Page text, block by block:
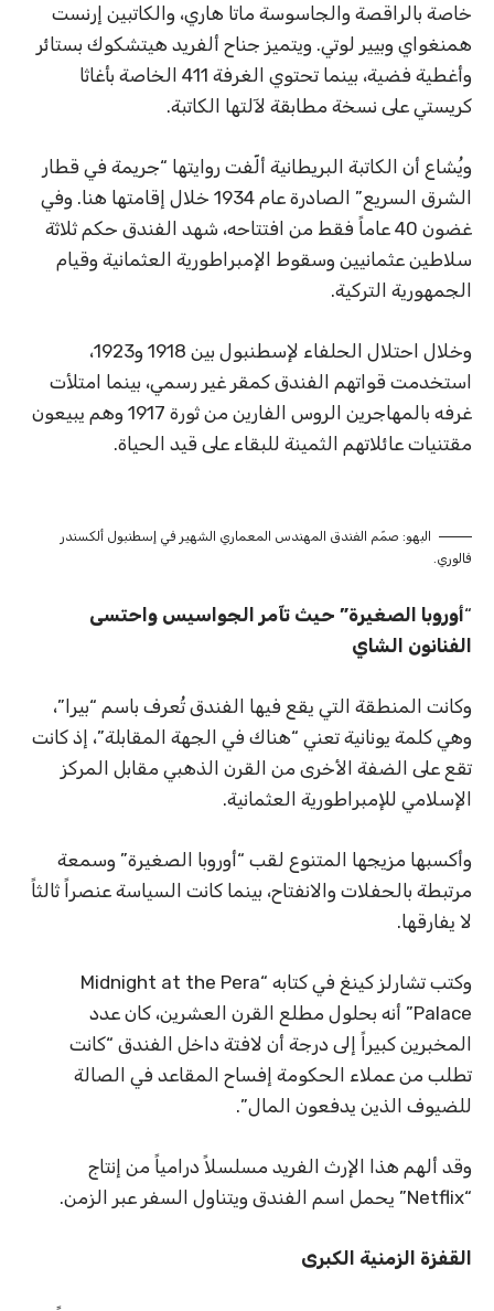
خاصة بالراقصة والجاسوسة ماتا هاري، والكاتبين إرنست
همنغواي وبيير لوتي. ويتميز جناح ألفريد هيتشكوك بستائر
وأغطية فضية، بينما تحتوي الغرفة 411 الخاصة بأغاثا
كريستي على نسخة مطابقة لآلتها الكاتبة.
ويُشاع أن الكاتبة البريطانية ألّفت روايتها “جريمة في قطار
الشرق السريع” الصادرة عام 1934 خلال إقامتها هنا. وفي
غضون 40 عاماً فقط من افتتاحه، شهد الفندق حكم ثلاثة
سلاطين عثمانيين وسقوط الإمبراطورية العثمانية وقيام
الجمهورية التركية.
وخلال احتلال الحلفاء لإسطنبول بين 1918 و1923،
استخدمت قواتهم الفندق كمقر غير رسمي، بينما امتلأت
غرفه بالمهاجرين الروس الفارين من ثورة 1917 وهم يبيعون
مقتنيات عائلاتهم الثمينة للبقاء على قيد الحياة.
البهو: صمّم الفندق المهندس المعماري الشهير في إسطنبول ألكسندر
فالوري.
“أوروبا الصغيرة” حيث تآمر الجواسيس واحتسى
الفنانون الشاي
وكانت المنطقة التي يقع فيها الفندق تُعرف باسم “بيرا”،
وهي كلمة يونانية تعني “هناك في الجهة المقابلة”، إذ كانت
تقع على الضفة الأخرى من القرن الذهبي مقابل المركز
الإسلامي للإمبراطورية العثمانية.
وأكسبها مزيجها المتنوع لقب “أوروبا الصغيرة” وسمعة
مرتبطة بالحفلات والانفتاح، بينما كانت السياسة عنصراً ثالثاً
لا يفارقها.
وكتب تشارلز كينغ في كتابه “Midnight at the Pera
Palace” أنه بحلول مطلع القرن العشرين، كان عدد
المخبرين كبيراً إلى درجة أن لافتة داخل الفندق “كانت
تطلب من عملاء الحكومة إفساح المقاعد في الصالة
للضيوف الذين يدفعون المال”.
وقد ألهم هذا الإرث الفريد مسلسلاً درامياً من إنتاج
“Netflix” يحمل اسم الفندق ويتناول السفر عبر الزمن.
القفزة الزمنية الكبرى